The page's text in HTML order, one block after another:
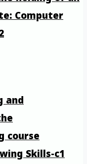
Computer
and
course
Skills-c1